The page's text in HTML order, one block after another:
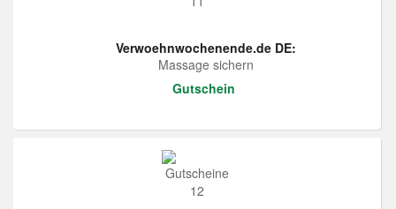
Verwoehnwochenende.de DE:
Massage sichern
Gutschein